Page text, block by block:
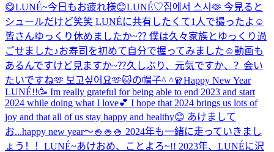
😋LUNÉ~今日もお疲れ様😊LUNÉ♡집에서 스시🫶 今見ると
シュールだけど笑笑 LUNÉに共有したくて1人で撮ったよ☺️
皆さんゆっくり休めましたか~⁇ 僕は久々家族とゆっくり過
ごせました♪お寿司を初めて自分で握ってみました☺️動画も
あるんですけど見ますか~⁇久しぶり、元気ですか、？会い
たいですね🫶 보고싶어요🫶🐱の帽子^ ^🧣Happy New Year
LUNÉ!!🥳 Im really grateful for being able to end 2023 and start
2024 while doing what I love💕 I hope that 2024 brings us lots of
joy and that all of us stay happy and healthy😊 あけまして
お...happy new year〜🍚🍚🍚 2024年も一緒に走っていきまし
ょう！！ LUNÉ~あけおめ、ことよろ~!! 2023年、LUNÉに沢